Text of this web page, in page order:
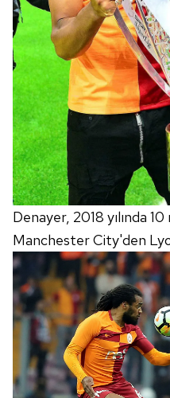
Denayer, 2018 yılında 10
Manchester City'den